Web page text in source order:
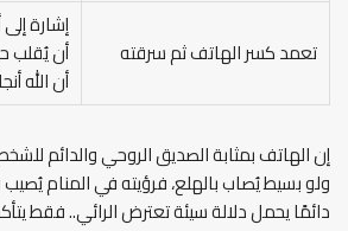
تعمد كسر الهاتف ثم سرقته
إشارة
أن يُقلب
أن الله
إن الهاتف بمثابة الصديق الروحي والدائم
ولو بسيط يُصاب بالهلع، فرؤيته في المنام يُصيب
دائمًا يحمل دلالة سيئة تعترض الرائي.. فقط